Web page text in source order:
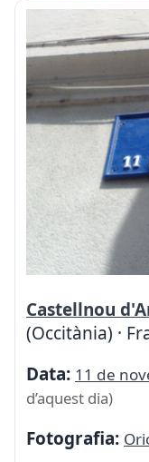
Castellnou
(Occitània) ·
Data: 11 de
d’aquest dia)
Fotografia: